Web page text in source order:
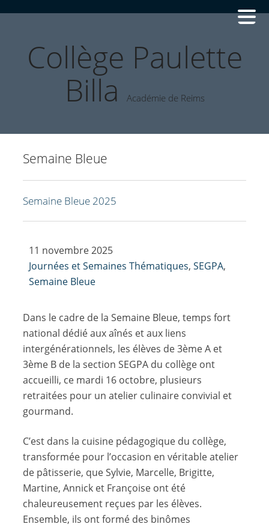
Collège Paulette
Billa
Académie de Reims
Semaine Bleue
Semaine Bleue 2025
11 novembre 2025
Journées et Semaines Thématiques, SEGPA,
Semaine Bleue
Dans le cadre de la Semaine Bleue, temps fort
national dédié aux aînés et aux liens
intergénérationnels, les élèves de 3ème A et
3ème B de la section SEGPA du collège ont
accueilli, ce mardi 16 octobre, plusieurs
retraitées pour un atelier culinaire convivial et
gourmand.
C’est dans la cuisine pédagogique du collège,
transformée pour l’occasion en véritable atelier
de pâtisserie, que Sylvie, Marcelle, Brigitte,
Martine, Annick et Françoise ont été
chaleureusement reçues par les élèves.
Ensemble, ils ont formé des binômes